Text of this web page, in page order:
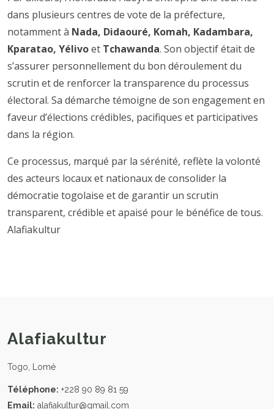
dans plusieurs centres de vote de la préfecture,
notamment à Nada, Didaouré, Komah, Kadambara,
Kparatao, Yélivoet Tchawanda. Son objectif était de
s’assurer personnellement du bon déroulement du
scrutin et de renforcer la transparence du processus
électoral. Sa démarche témoigne de son engagement en
faveur d’élections crédibles, pacifiques et participatives
dans la région.
Ce processus, marqué par la sérénité, reflète la volonté
des acteurs locaux et nationaux de consolider la
démocratie togolaise et de garantir un scrutin
transparent, crédible et apaisé pour le bénéfice de tous.
Alafiakultur
Alafiakultur
Togo, Lomé
Téléphone: +228 90 89 81 59
Email: alafiakultur@gmail.com